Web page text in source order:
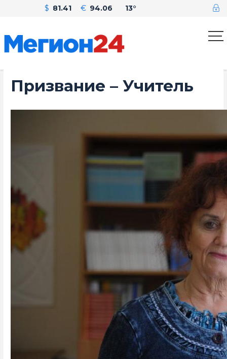
$ 81.41 € 94.06 13°
Призвание – Учитель